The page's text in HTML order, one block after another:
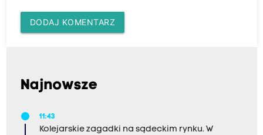
DODAJ KOMENTARZ
Najnowsze
11:43
Kolejarskie zagadki na sądeckim rynku. W